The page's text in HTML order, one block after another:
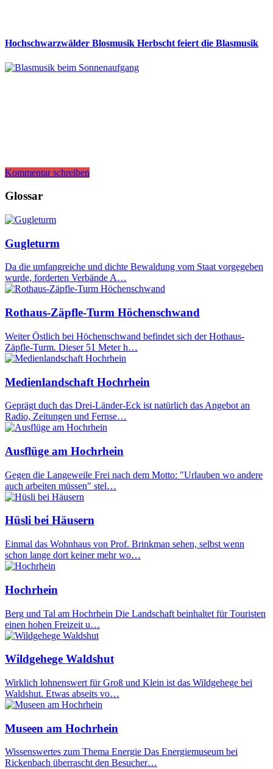
Hochschwarzwälder Blosmusik Herbscht feiert die Blasmusik
Kommentar schreiben
Glossar
Gugleturm
Da die umfangreiche und dichte Bewaldung vom Staat vorgegeben
wurde, forderten Verbände A…
Rothaus-Zäpfle-Turm Höchenschwand
Weiter Östlich bei Höchenschwand befindet sich der Hothaus-
Zäpfle-Turm. Dieser 51 Meter h…
Medienlandschaft Hochrhein
Geprägt duch das Drei-Länder-Eck ist natürlich das Angebot an
Radio, Zeitungen und Fernse…
Ausflüge am Hochrhein
Gegen die Langeweile Frei nach dem Motto: "Urlauben wo andere
auch arbeiten müssen" stel…
Hüsli bei Häusern
Einmal das Wohnhaus von Prof. Brinkman sehen, selbst wenn
schon lange dort keiner mehr wo…
Hochrhein
Berg und Tal am Hochrhein Die Landschaft beinhaltet für Touristen
einen hohen Freizeit u…
Wildgehege Waldshut
Wirklich lohnenswert für Groß und Klein ist das Wildgehege bei
Waldshut. Etwas abseits vo…
Museen am Hochrhein
Wissenswertes zum Thema Energie Das Energiemuseum bei
Rickenbach überrascht den Besucher…